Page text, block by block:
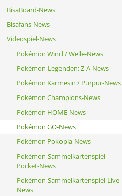
BisaBoard-News
Bisafans-News
Videospiel-News
Pokémon Wind / Welle-News
Pokémon-Legenden: Z-A-News
Pokémon Karmesin / Purpur-News
Pokémon Champions-News
Pokémon HOME-News
Pokémon GO-News
Pokémon Pokopia-News
Pokémon-Sammelkartenspiel-
Pocket-News
Pokémon-Sammelkartenspiel-Live-
News